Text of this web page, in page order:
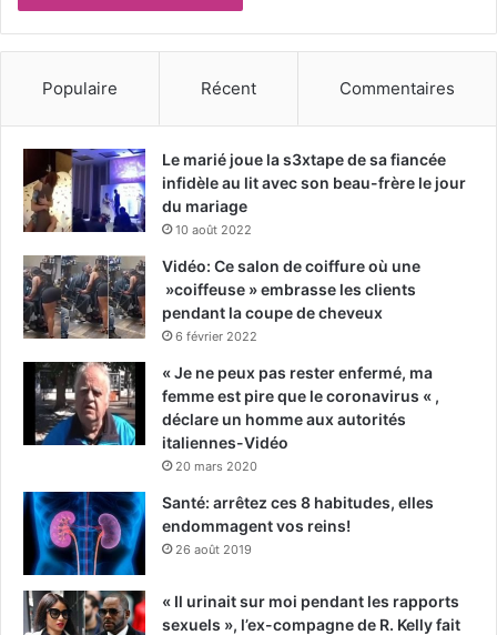
Populaire Récent Commentaires
Le marié joue la s3xtape de sa fiancée
infidèle au lit avec son beau-frère le jour
du mariage
10 août 2022
Vidéo: Ce salon de coiffure où une
»coiffeuse » embrasse les clients
pendant la coupe de cheveux
6 février 2022
« Je ne peux pas rester enfermé, ma
femme est pire que le coronavirus « ,
déclare un homme aux autorités
italiennes-Vidéo
20 mars 2020
Santé: arrêtez ces 8 habitudes, elles
endommagent vos reins!
26 août 2019
« Il urinait sur moi pendant les rapports
sexuels », l’ex-compagne de R. Kelly fait